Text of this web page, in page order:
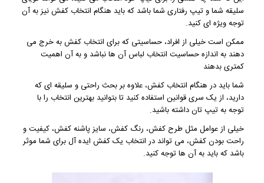
سلیقه شما و تیپ رفتاری شما باشد که باید هنگام انتخاب کفش نیز به آن
توجه ویژه ای کنید.
ممکن است خیلی از افراد، حساسیتی که برای انتخاب کفش به خرج می
دهند به اندازه حساسیت انتخاب لباس آن ها نباشد و به آن اهمیت
کمتری بدهند
شما باید در هنگام انتخاب کفش، علاوه بر بحث راحتی و سلیقه ای که
دارید، از یک سری قوانین استفاده کنید تا بتوانید بهترین انتخاب را با
توجه به تیپ تان داشته باشید.
خیلی از عوامل مثل طرح کفش، رنگ کفش، سایز پاشنه کفش، کیفیت و
راحت بودن کفش، می تواند در انتخاب یک کفش ایده آل برای شما موثر
باشد که باید به آن ها توجه کنید.